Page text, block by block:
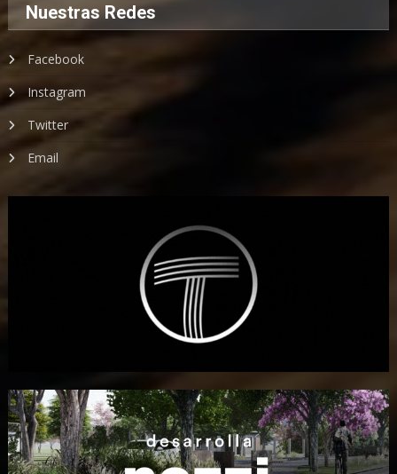
Nuestras Redes
Facebook
Instagram
Twitter
Email